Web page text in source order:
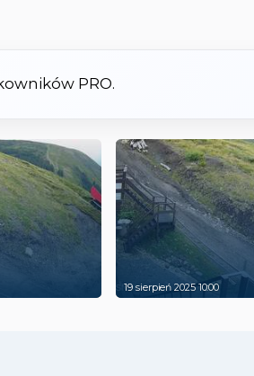
PRO.
19 sierpień 2025 10:00